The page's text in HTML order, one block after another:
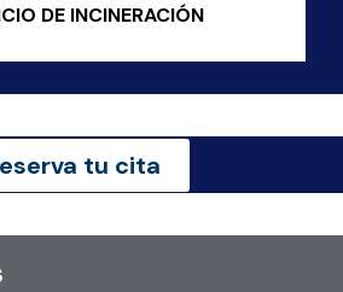
DE INCINERACIÓN
tu cita